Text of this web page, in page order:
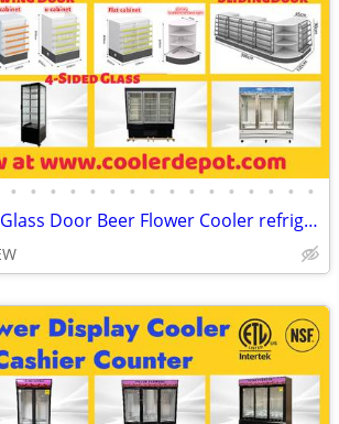
• • • • • • • • • • • • • • • •
Nsf Refrigerator Glass Door Beer Flower Cooler refrigerators RESTAURAN